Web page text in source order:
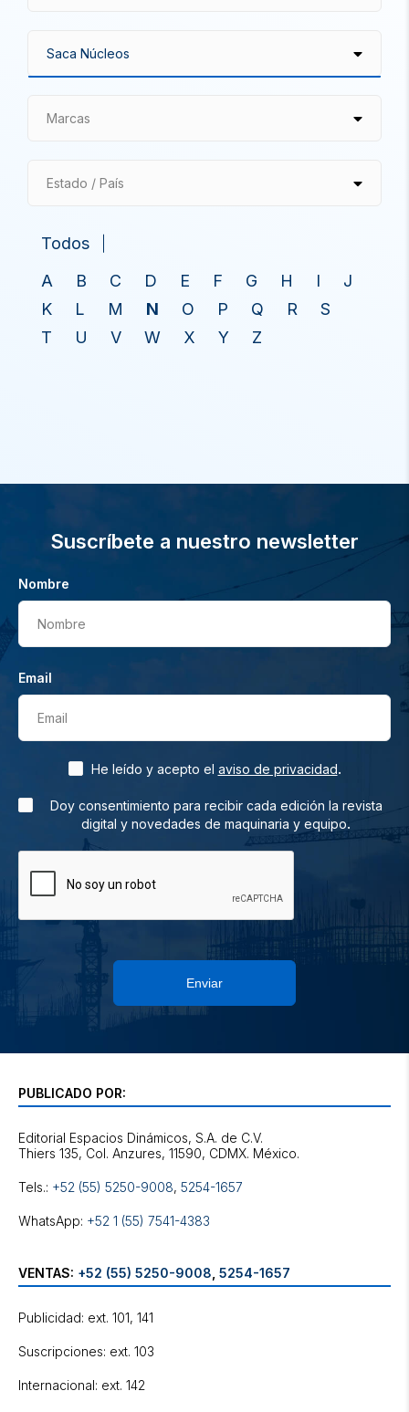
Marcas
Estado / País
Todos
A
B C D E F G H I
J
K
L M N O P Q R
S
T
U V W X Y Z
Suscríbete a nuestro newsletter
Nombre
Nombre
Email
Email
He leído y acepto el aviso de privacidad.
Doy consentimiento para recibir cada edición la revista
digital y novedades de maquinaria y equipo.
Enviar
PUBLICADO POR:
Editorial Espacios Dinámicos, S.A. de C.V.
Tels.: +52 (55) 5250-9008, 5254-1657
WhatsApp: +52 1 (55) 7541-4383
VENTAS: +52 (55) 5250-9008 5254-1657
Publicidad: ext. 101, 141
Suscripciones: ext. 103
Internacional: ext. 142